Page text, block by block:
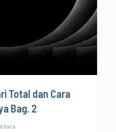
Total dan Cara
Bag. 2
baca